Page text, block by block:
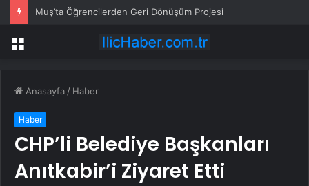
Muş’ta Öğrencilerden Geri Dönüşüm Projesi
Menü
Anasayfa / Haber
Haber
CHP’li Belediye Başkanları
Anıtkabir’i Ziyaret Etti